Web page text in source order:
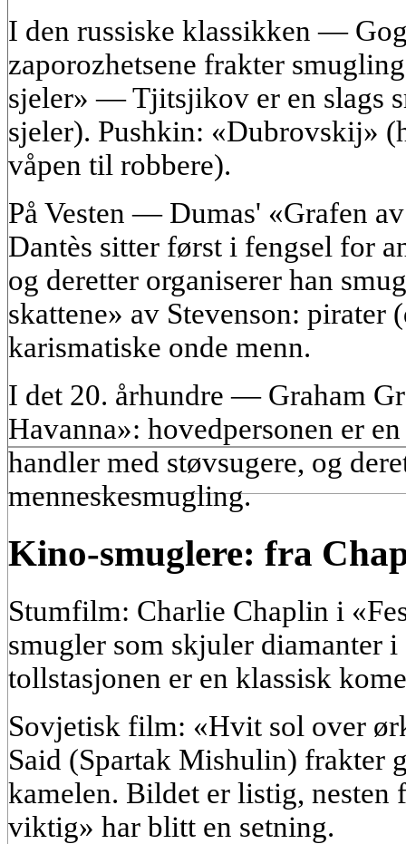
I den russiske klassikken —
zaporozhetsene frakter
sjeler» — Tjitsjikov er en slags
sjeler). Pushkin: «Dubrovskij»
våpen til robbere).
På Vesten — Dumas' «Grafen
Dantès sitter først i fengsel for
og deretter organiserer han
skattene» av Stevenson:
karismatiske onde menn.
I det 20. århundre — Graham
Havanna»: hovedpersonen er
handler med støvsugere, og
menneskesmugling.
Kino-smuglere: fra
Stumfilm: Charlie Chaplin i
smugler som skjuler diamanter
tollstasjonen er en klassisk
Sovjetisk film: «Hvit sol over
Said (Spartak Mishulin) frakter
kamelen. Bildet er listig,
viktig» har blitt en setning.